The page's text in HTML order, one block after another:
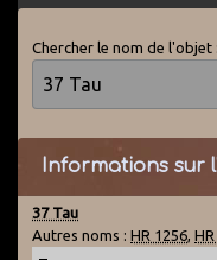
Chercher le nom de l'objet :
Informations sur
37 Tau
Autres noms : HR 1256,